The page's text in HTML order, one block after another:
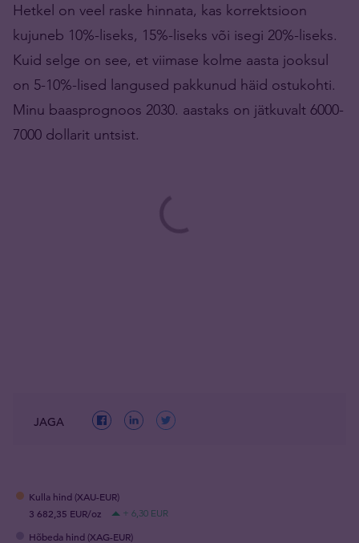
Hetkel on veel raske hinnata, kas korrektsioon
kujuneb 10%-liseks, 15%-liseks või isegi 20%-liseks.
Kuid selge on see, et viimase kolme aasta jooksul
on 5-10%-lised langused pakkunud häid ostukohti.
Minu baasprognoos 2030. aastaks on jätkuvalt 6000-
7000 dollarit untsist.
JAGA
Kulla hind (XAU-EUR)
3 682,35 EUR/oz
+ 6,30 EUR
Hõbeda hind (XAG-EUR)